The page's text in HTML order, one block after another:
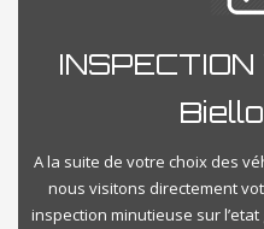
A la suite de votre choix des
nous visitons directement
inspection minutieuse sur